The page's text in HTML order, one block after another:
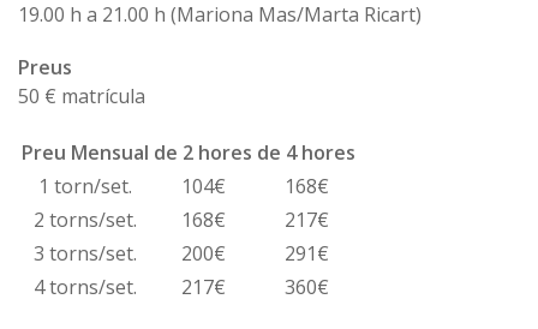
19.00 h a 21.00 h (Mariona Mas/Marta Ricart)
Preus
50 € matrícula
Preu Mensual de 2 hores de 4 hores
1 torn/set.
104€
168€
2 torns/set.
168€
217€
3 torns/set.
200€
291€
4 torns/set.
217€ 360€